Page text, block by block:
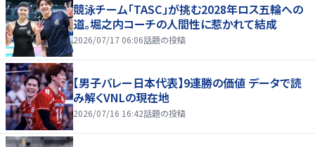
競泳チーム「TASC」が挑む2028年ロス五輪への
道。堀之内コーチの人間性に惹かれて結成
2026/07/17 06:06話題の投稿
【男子バレー日本代表】9連勝の価値 データで読
み解くVNLの現在地
2026/07/16 16:42話題の投稿